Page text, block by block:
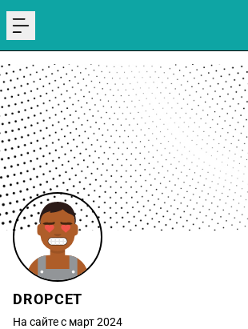
menu
DROPCET
На сайте с март 2024